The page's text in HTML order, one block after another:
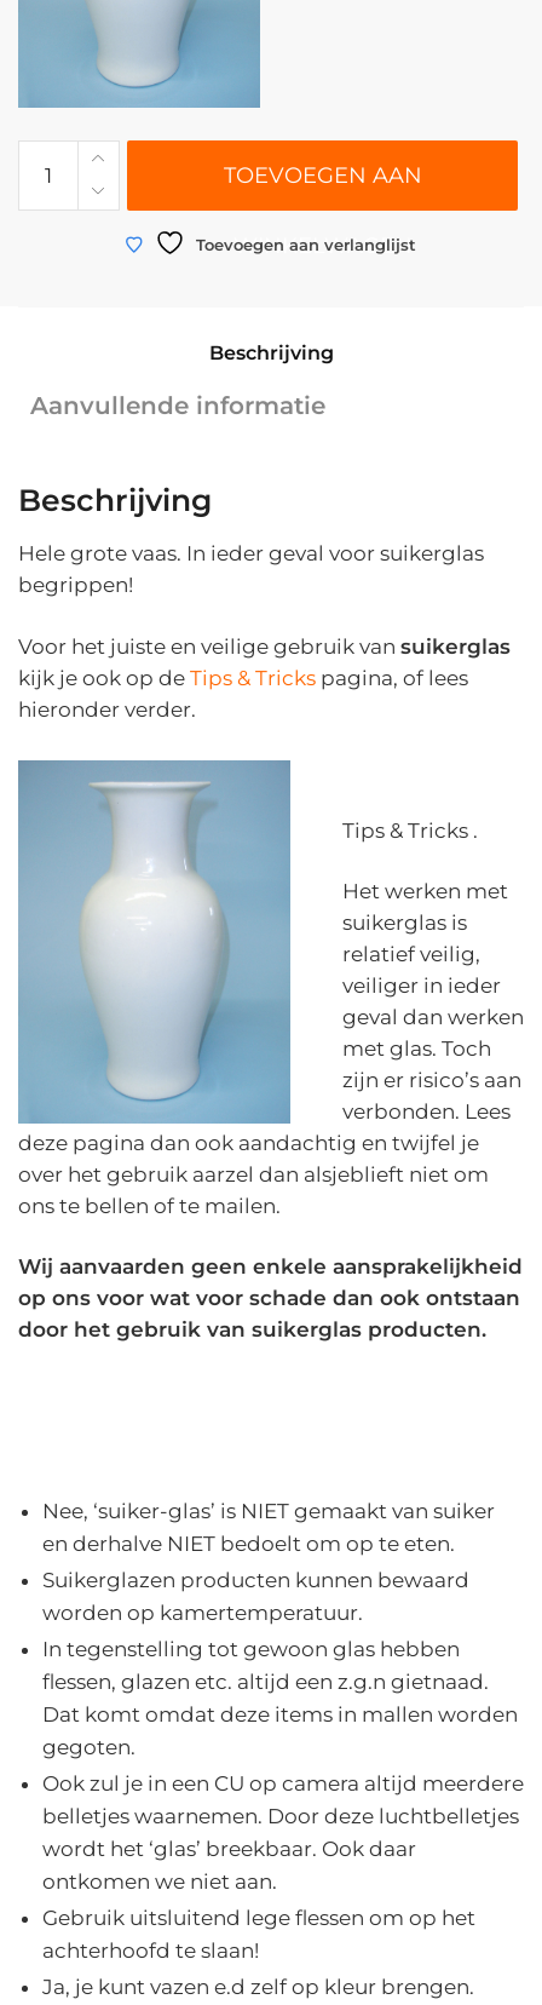
China-
cm
17,5
aantal
TOEVOEGEN AAN
WINKELWAGEN
Toevoegen aan verlanglijst
Beschrijving
Aanvullende informatie
Beschrijving
Hele grote vaas. In ieder geval voor suikerglas
begrippen!
Voor het juiste en veilige gebruik van suikerglas
kijk je ook op de Tips & Tricks pagina, of lees
hieronder verder.
Tips & Tricks .
Het werken met
suikerglas is
relatief veilig,
veiliger in ieder
geval dan werken
met glas. Toch
zijn er risico’s aan
verbonden. Lees
deze pagina dan ook aandachtig en twijfel je
over het gebruik aarzel dan alsjeblieft niet om
ons te bellen of te mailen.
Wij aanvaarden geen enkele aansprakelijkheid
op ons voor wat voor schade dan ook ontstaan
door het gebruik van suikerglas producten.
Nee, ‘suiker-glas’ is NIET gemaakt van suiker
en derhalve NIET bedoelt om op te eten.
Suikerglazen producten kunnen bewaard
worden op kamertemperatuur.
In tegenstelling tot gewoon glas hebben
flessen, glazen etc. altijd een z.g.n gietnaad.
Dat komt omdat deze items in mallen worden
gegoten.
Ook zul je in een CU op camera altijd meerdere
belletjes waarnemen. Door deze luchtbelletjes
wordt het ‘glas’ breekbaar. Ook daar
ontkomen we niet aan.
Gebruik uitsluitend lege flessen om op het
achterhoofd te slaan!
Ja, je kunt vazen e.d zelf op kleur brengen.